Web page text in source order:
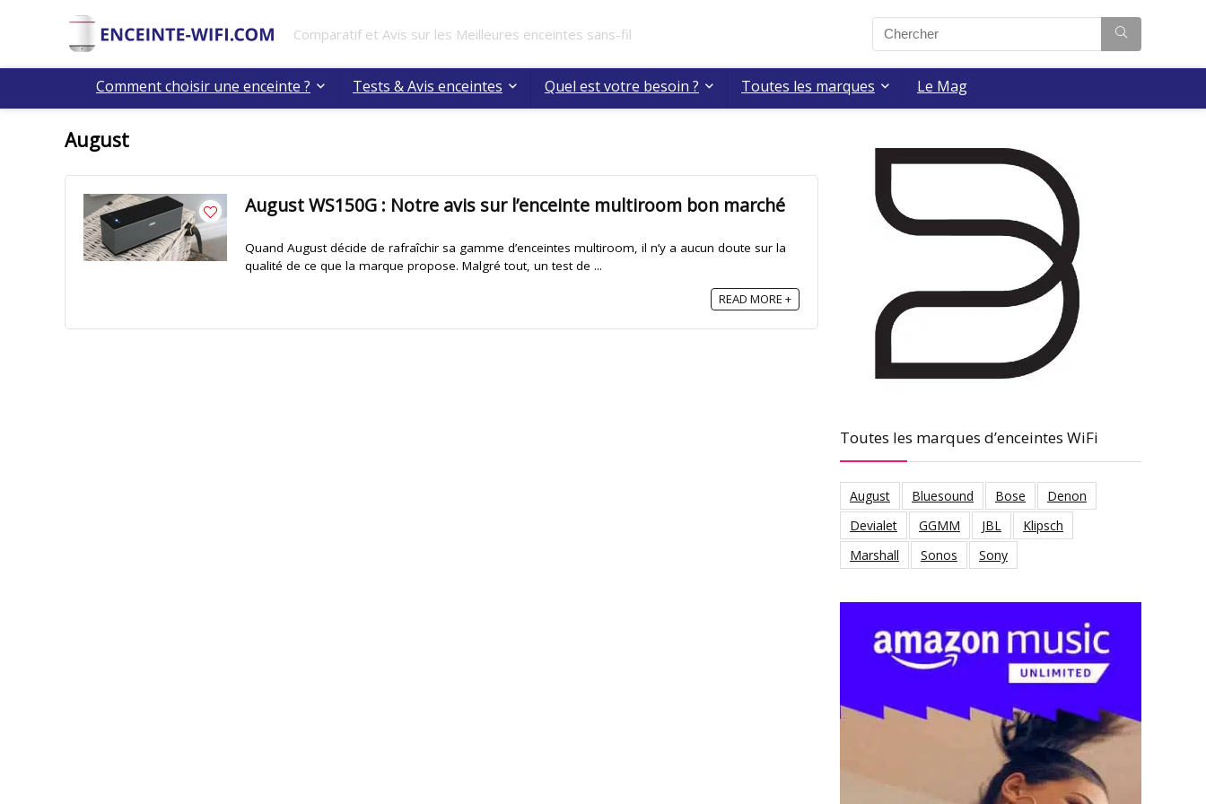
Comparatif et Avis sur les Meilleures enceintes sans-fil
Comment choisir une enceinte ? Tests & Avis enceintes Quel est votre besoin ? Toutes les marques Le Mag
August
August WS150G : Notre avis sur l’enceinte multiroom bon marché
Quand August décide de rafraîchir sa gamme d’enceintes multiroom, il n’y a aucun doute sur la
qualité de ce que la marque propose. Malgré tout, un test de ...
READ MORE +
Toutes les marques d’enceintes WiFi
August Bluesound Bose
Denon
Devialet
GGMM JBL
Klipsch
Marshall
Sonos Sony